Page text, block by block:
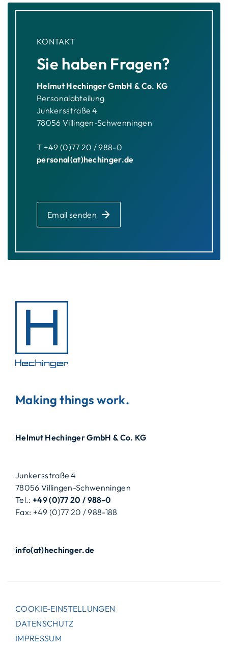
KONTAKT
Sie haben Fragen?
Helmut Hechinger GmbH & Co. KG
Personalabteilung
Junkersstraße 4
78056 Villingen-Schwenningen
T +49 (0)77 20 / 988-0
personal(at)hechinger.de
Email senden
Making things work.
Helmut Hechinger GmbH & Co. KG
Junkersstraße 4
78056 Villingen-Schwenningen
Tel.: +49 (0)77 20 / 988-0
Fax: +49 (0)77 20 / 988-188
info(at)hechinger.de
IMPRESSUM
DATENSCHUTZ
COOKIE-EINSTELLUNGEN